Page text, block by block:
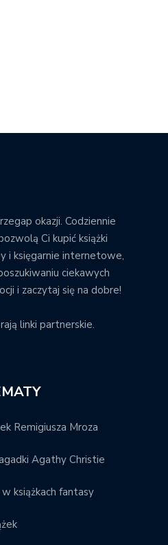
okazji. Codziennie
Ci kupić książki
i księgarnie internetowe,
ciekawych
i zaczytaj się na dobre!
linki partnerskie.
Remigiusza Mroza
Agathy Christie
książkach fantasy